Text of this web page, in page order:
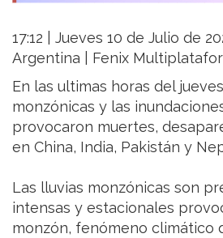
17:12 | Jueves 10 de Julio de
Argentina | Fenix
En las ultimas horas del
monzónicas y las
provocaron muertes,
en China, India, Pakistán y
Las lluvias monzónicas son
intensas y estacionales
monzón, fenómeno climático